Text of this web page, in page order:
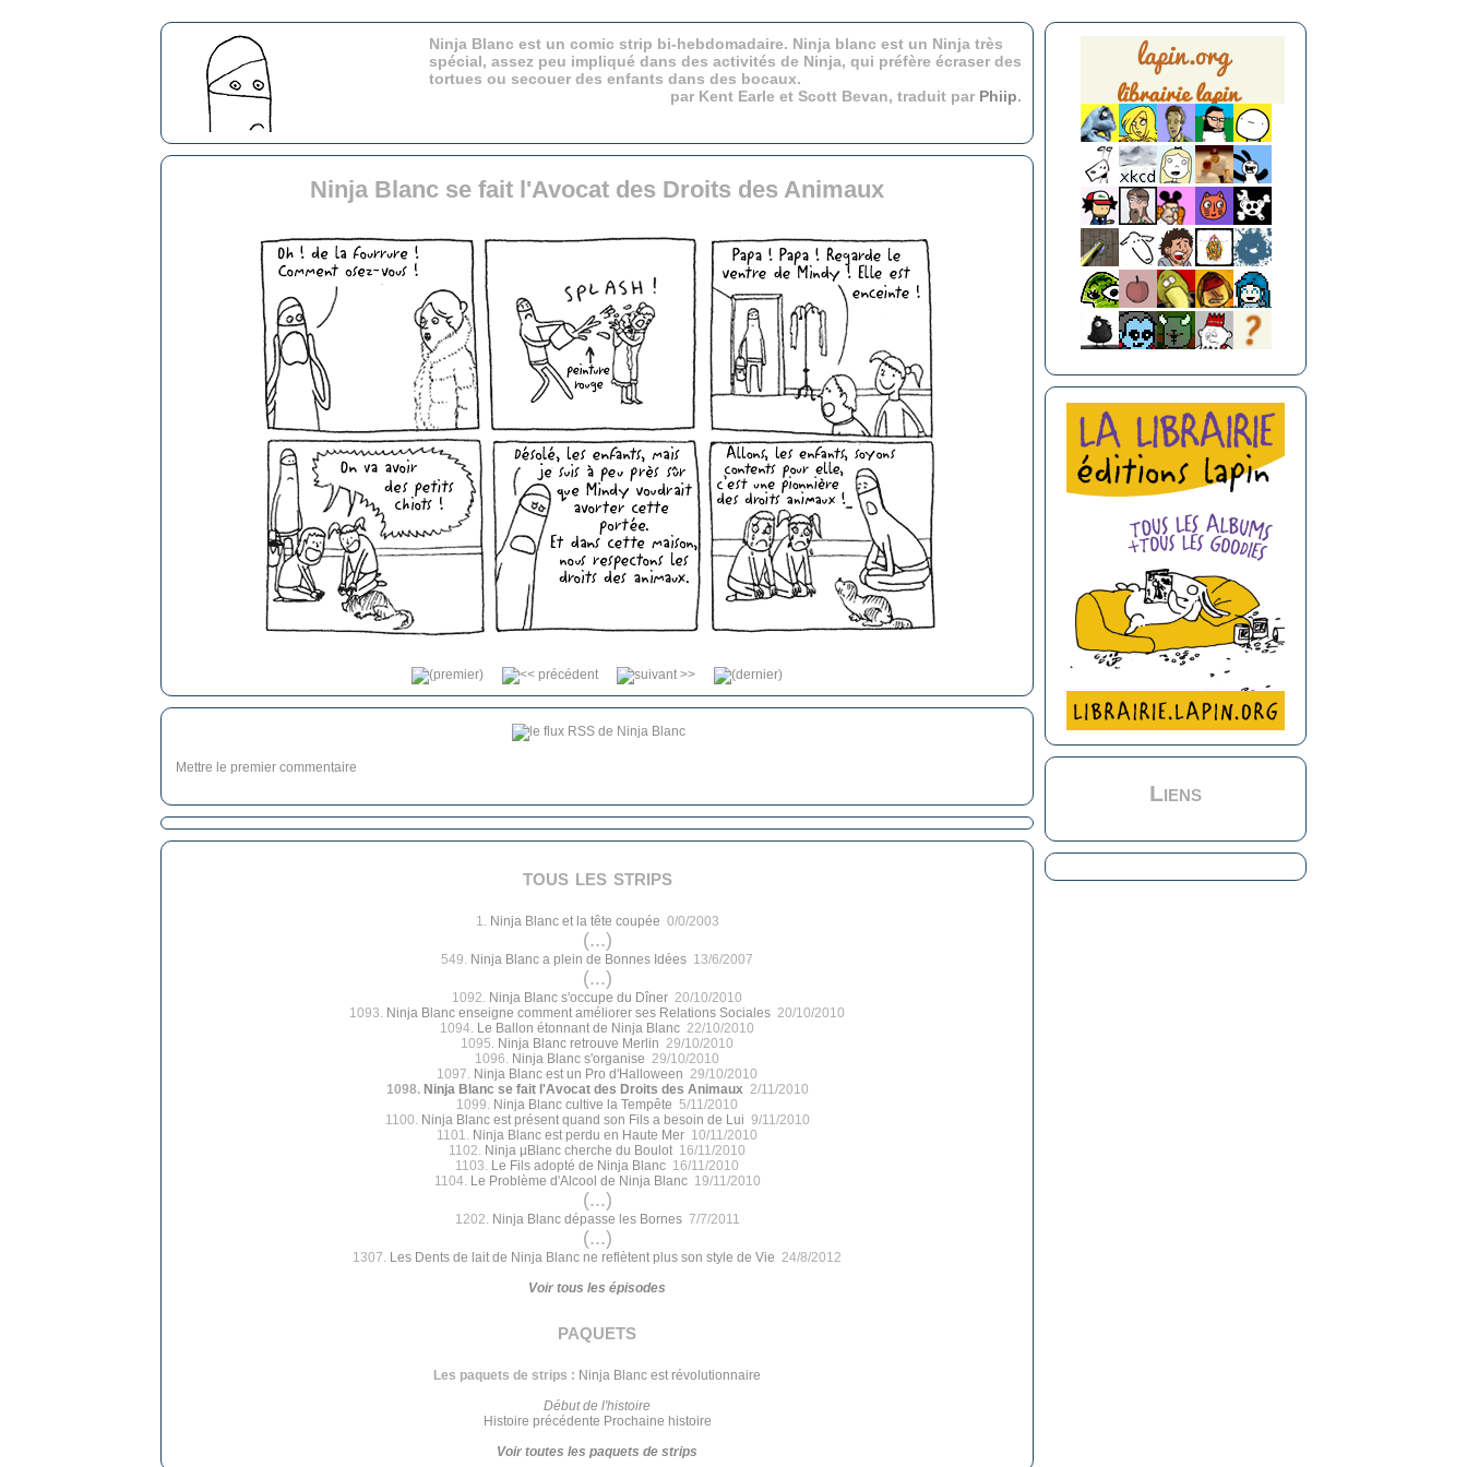
Ninja Blanc est un comic strip bi-hebdomadaire. Ninja blanc est un Ninja très
spécial, assez peu impliqué dans des activités de Ninja, qui préfère écraser des
tortues ou secouer des enfants dans des bocaux.
par Kent Earle et Scott Bevan, traduit par Phiip.
Ninja Blanc se fait l'Avocat des Droits des Animaux
Mettre le premier commentaire
tous les strips
1. Ninja Blanc et la tête coupée 0/0/2003
(...)
549. Ninja Blanc a plein de Bonnes Idées 13/6/2007
(...)
1092. Ninja Blanc s'occupe du Dîner 20/10/2010
1093. Ninja Blanc enseigne comment améliorer ses Relations Sociales 20/10/2010
1094. Le Ballon étonnant de Ninja Blanc 22/10/2010
1095. Ninja Blanc retrouve Merlin 29/10/2010
1096. Ninja Blanc s'organise 29/10/2010
1097. Ninja Blanc est un Pro d'Halloween 29/10/2010
1098. Ninja Blanc se fait l'Avocat des Droits des Animaux 2/11/2010
1099. Ninja Blanc cultive la Tempête 5/11/2010
1100. Ninja Blanc est présent quand son Fils a besoin de Lui 9/11/2010
1101. Ninja Blanc est perdu en Haute Mer 10/11/2010
1102. Ninja µBlanc cherche du Boulot 16/11/2010
1103. Le Fils adopté de Ninja Blanc 16/11/2010
1104. Le Problème d'Alcool de Ninja Blanc19/11/2010
(...)
1202. Ninja Blanc dépasse les Bornes7/7/2011
(...)
1307. Les Dents de lait de Ninja Blanc ne reflètent plus son style de Vie 24/8/2012
Voir tous les épisodes
paquets
Les paquets de strips : Ninja Blanc est révolutionnaire
Début de l'histoire
Histoire précédente Prochaine histoire
Voir toutes les paquets de strips
Liens